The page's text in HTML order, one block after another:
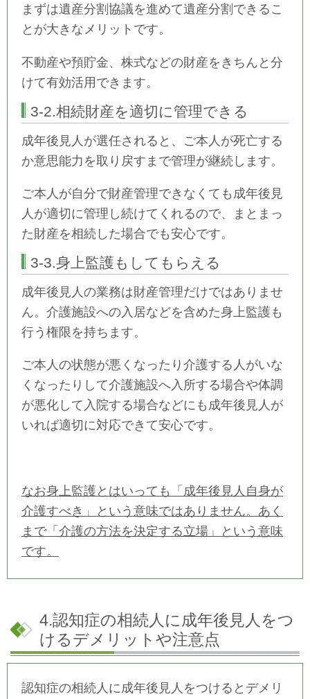
まずは遺産分割協議を進めて遺産分割できるこ
とが大きなメリットです。
不動産や預貯金、株式などの財産をきちんと分
けて有効活用できます。
3-2.相続財産を適切に管理できる
成年後見人が選任されると、ご本人が死亡する
か意思能力を取り戻すまで管理が継続します。
ご本人が自分で財産管理できなくても成年後見
人が適切に管理し続けてくれるので、まとまっ
た財産を相続した場合でも安心です。
3-3.身上監護もしてもらえる
成年後見人の業務は財産管理だけではありませ
ん。介護施設への入居などを含めた身上監護も
行う権限を持ちます。
ご本人の状態が悪くなったり介護する人がいな
くなったりして介護施設へ入所する場合や体調
が悪化して入院する場合などにも成年後見人が
いれば適切に対応できて安心です。
なお身上監護とはいっても「成年後見人自身が
介護すべき」という意味ではありません。あく
まで「介護の方法を決定する立場」という意味
です。
4.認知症の相続人に成年後見人をつ
けるデメリットや注意点
認知症の相続人に成年後見人をつけるとデメリ